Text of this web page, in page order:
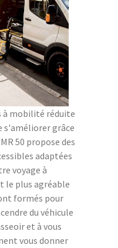
à mobilité réduite
s'améliorer grâce
50 propose des
adaptées
voyage à
le plus agréable
formés pour
du véhicule
et à vous
vous donner